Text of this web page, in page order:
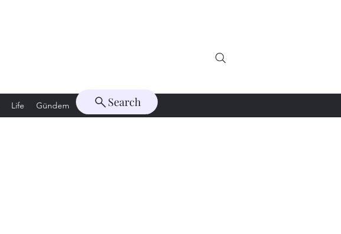
Life Gündem İletişim Search